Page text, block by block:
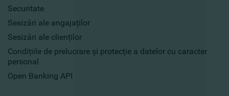
Securitate
Sesizări ale angajaților
Sesizări ale clienților
Condițiile de prelucrare și protecție a datelor cu caracter
personal
Open Banking API